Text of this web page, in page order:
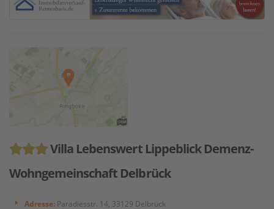
Villa Lebenswert Lippeblick Demenz-
Wohngemeinschaft Delbrück
Adresse: Paradiesstr. 14, 33129 Delbrück